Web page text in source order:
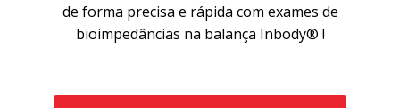
de forma precisa e rápida com exames de
bioimpedâncias na balança Inbody® !